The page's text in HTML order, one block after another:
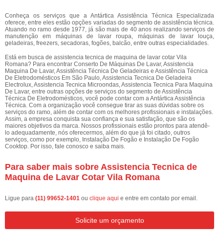
Conheça os serviços que a Antártica Assistência Técnica Especializada
oferece, entre eles estão opções variadas do segmento de assistência técnica.
Atuando no ramo desde 1977, já são mais de 40 anos realizando serviços de
manutenção em máquinas de lavar roupa, máquinas de lavar louça,
geladeiras, freezers, secadoras, fogões, balcão, entre outras especialidades.
Está em busca de assistencia tecnica de maquina de lavar cotar Vila
Romana? Para encontrar Conserto De Máquinas De Lavar, Assistencia
Maquina De Lavar, Assistência Técnica De Geladeiras e Assistência Técnica
De Eletrodomésticos Em São Paulo, Assistencia Tecnica De Geladeira
Electrolux, Assistencia Tecnica Microondas, Assistencia Tecnica Para Maquina
De Lavar, entre outras opções de serviços do segmento de Assistência
Técnica De Eletrodomésticos, você pode contar com a Antártica Assistência
Técnica. Com a organização você consegue tirar as suas dúvidas sobre os
serviços do ramo, além de contar com os melhores profissionais e instalações.
Assim, a empresa conquista sua confiança e sua satisfação, que são os
maiores objetivos da marca. Nossos profissionais estão prontos para atendê-
lo adequadamente, nós oferecermos, além do que já foi citado, outros
serviços, como por exemplo, Instalação De Fogão e Instalação De Fogão
Cooktop. Por isso, fale conosco e saiba mais.
Para saber mais sobre Assistencia Tecnica de
Maquina de Lavar Cotar Vila Romana
Ligue para (11) 99652-1401 ou clique aqui e entre em contato por email.
Solicite um orçamento